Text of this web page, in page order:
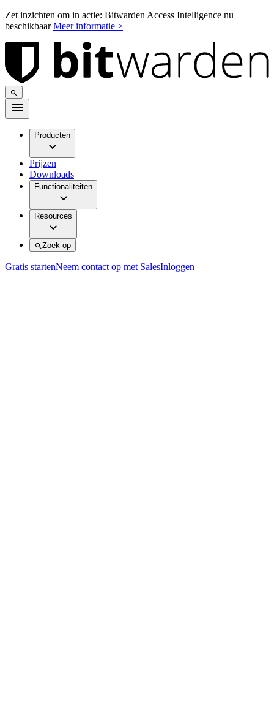
Zet inzichten om in actie: Bitwarden Access Intelligence nu
beschikbaarMeer informatie >
Producten
Prijzen
Downloads
Functionaliteiten
Resources
Zoek op
Gratis startenNeem contact op met SalesInloggen